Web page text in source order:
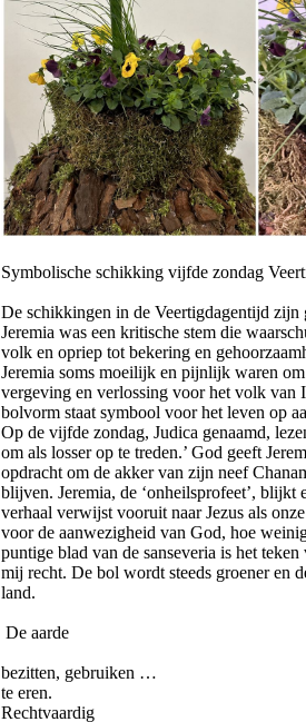
Symbolische schikking vijfde zondag
De schikkingen in de Veertigdagentijd zijn
Jeremia was een kritische stem die
volk en opriep tot bekering en
Jeremia soms moeilijk en pijnlijk waren
vergeving en verlossing voor het volk van
bolvorm staat symbool voor het leven op
Op de vijfde zondag, Judica genaamd,
om als losser op te treden.’ God geeft
opdracht om de akker van zijn neef
blijven. Jeremia, de ‘onheilsprofeet’,
verhaal verwijst vooruit naar Jezus als
voor de aanwezigheid van God, hoe
puntige blad van de sanseveria is het
mij recht. De bol wordt steeds groener en
land.
De aarde
bezitten, gebruiken …
te eren.
Rechtvaardig